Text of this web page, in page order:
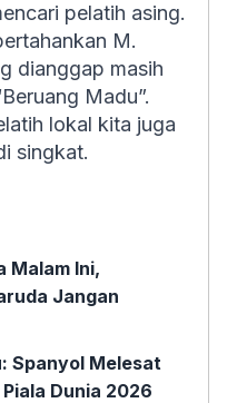
pelatih asing.
M.
dianggap masih
Madu”.
lokal kita juga
singkat.
Malam Ini,
Jangan
Spanyol Melesat
Dunia 2026